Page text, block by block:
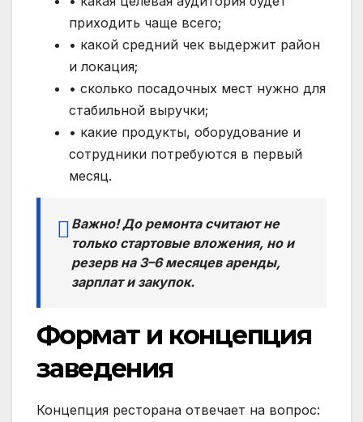
приходить чаще всего;
• какой средний чек выдержит район
и локация;
• сколько посадочных мест нужно для
стабильной выручки;
• какие продукты, оборудование и
сотрудники потребуются в первый
месяц.
Важно! До ремонта считают не
только стартовые вложения, но и
резерв на 3–6 месяцев аренды,
зарплат и закупок.
Формат и концепция
заведения
Концепция ресторана отвечает на вопрос: